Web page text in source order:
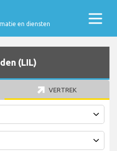
en diensten
(LIL)
VERTREK